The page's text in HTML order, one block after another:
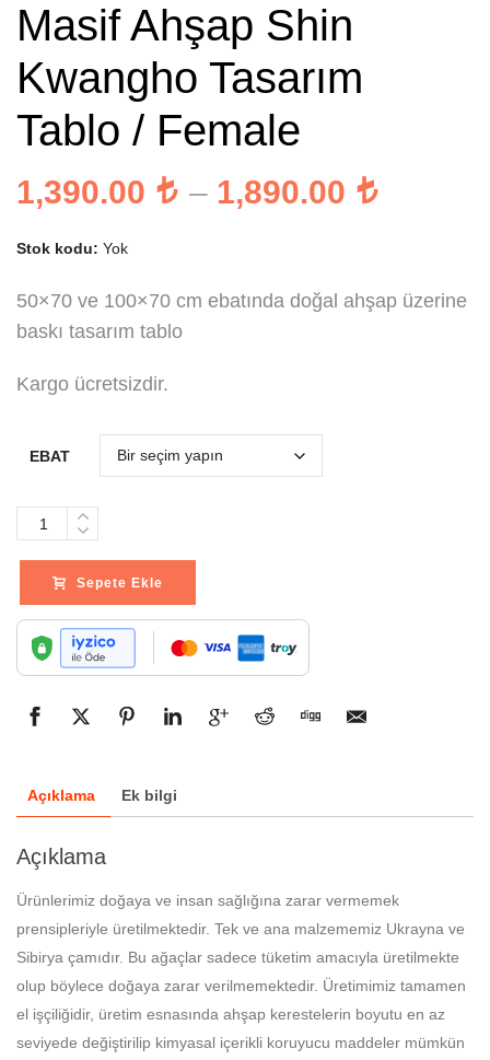
Masif Ahşap Shin
Kwangho Tasarım
Tablo / Female
1,390.00 – 1,890.00
-
Stok kodu: Yok
50×70 ve 100×70 cm ebatında doğal ahşap üzerine
baskı tasarım tablo
Kargo ücretsizdir.
EBAT
Adet
Sepete Ekle
Açıklama Ek bilgi
Açıklama
Ürünlerimiz doğaya ve insan sağlığına zarar vermemek
prensipleriyle üretilmektedir. Tek ve ana malzememiz Ukrayna ve
Sibirya çamıdır. Bu ağaçlar sadece tüketim amacıyla üretilmekte
olup böylece doğaya zarar verilmemektedir. Üretimimiz tamamen
el işçiliğidir, üretim esnasında ahşap kerestelerin boyutu en az
seviyede değiştirilip kimyasal içerikli koruyucu maddeler mümkün